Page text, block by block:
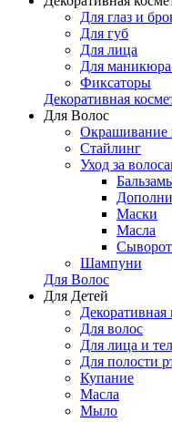
Для глаз и
Для губ
Для лица
Для
Фиксаторы
Декоративная
Для Волос
Окрашивание
Стайлинг
Уход за
Маски
Масла
Шампуни
Для Волос
Для Детей
Декоративная
Для волос
Для лица и
Для полости
Купание
Масла
Мыло